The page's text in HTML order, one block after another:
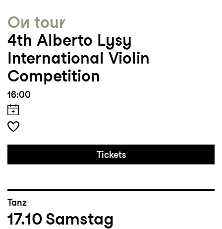
On tour
4th Alberto Lysy
International Violin
Competition
16:00
Tickets
Tanz
17.10 Samstag